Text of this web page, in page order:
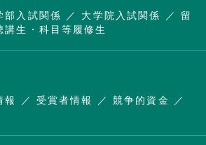
部入試関係 大学院入試関係
留
講生・科目等履修生
報 受賞者情報
競争的資金